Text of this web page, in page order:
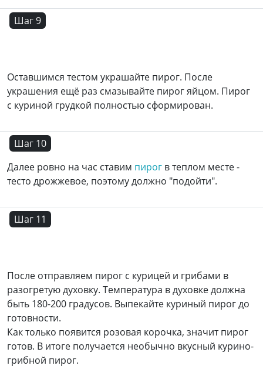
Шаг 9
Оставшимся тестом украшайте пирог. После
украшения ещё раз смазывайте пирог яйцом. Пирог
с куриной грудкой полностью сформирован.
Шаг 10
Далее ровно на час ставим пирог в теплом месте -
тесто дрожжевое, поэтому должно "подойти".
Шаг 11
После отправляем пирог с курицей и грибами в
разогретую духовку. Температура в духовке должна
быть 180-200 градусов. Выпекайте куриный пирог до
готовности.
Как только появится розовая корочка, значит пирог
готов. В итоге получается необычно вкусный курино-
грибной пирог.